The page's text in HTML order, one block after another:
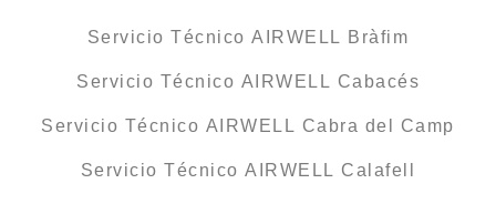
Servicio Técnico AIRWELL Bràfim
Servicio Técnico AIRWELL Cabacés
Servicio Técnico AIRWELL Cabra del Camp
Servicio Técnico AIRWELL Calafell